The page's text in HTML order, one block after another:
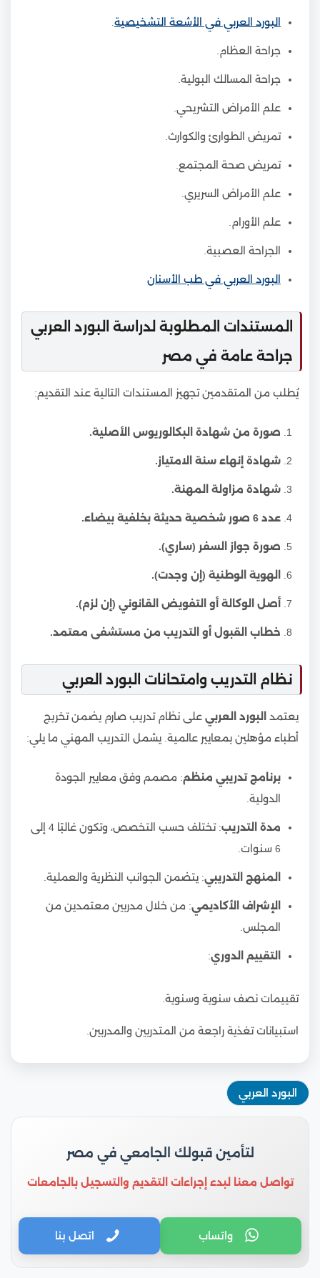
البورد العربي في الأشعة التشخيصية
جراحة العظام.
جراحة المسالك البولية.
علم الأمراض التشريحي.
تمريض الطوارئ والكوارث.
تمريض صحة المجتمع.
علم الأمراض السريري.
علم الأورام.
الجراحة العصبية.
البورد العربي في طب الأسنان
المستندات المطلوبة لدراسة البورد العربي
جراحة عامة في مصر
يُطلب من المتقدمين تجهيز المستندات التالية عند التقديم:
صورة من شهادة البكالوريوس الأصلية.
شهادة إنهاء سنة الامتياز.
شهادة مزاولة المهنة.
عدد 6 صور شخصية حديثة بخلفية بيضاء.
صورة جواز السفر (ساري).
الهوية الوطنية (إن وجدت).
أصل الوكالة أو التفويض القانوني (إن لزم).
خطاب القبول أو التدريب من مستشفى معتمد.
نظام التدريب وامتحانات البورد العربي
يعتمد البورد العربي على نظام تدريب صارم يضمن تخريج
أطباء مؤهلين بمعايير عالمية. يشمل التدريب المهني ما يلي:
برنامج تدريبي منظم: مصمم وفق معايير الجودة
الدولية.
مدة التدريب
: تختلف حسب التخصص، وتكون غالبًا 4 إلى
6 سنوات.
المنهج التدريبي: يتضمن الجوانب النظرية والعملية.
الإشراف الأكاديمي: من خلال مدربين معتمدين من
المجلس.
التقييم الدوري:
تقييمات نصف سنوية وسنوية.
استبيانات تغذية راجعة من المتدربين والمدربين.
البورد العربي
لتأمين قبولك الجامعي في مصر
تواصل معنا لبدء إجراءات التقديم والتسجيل بالجامعات
واتساب اتصل بنا